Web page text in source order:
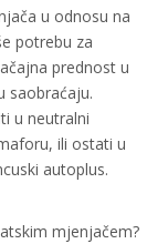
u odnosu na
potrebu za
prednost u
saobraćaju.
u neutralni
ili ostati u
autoplus.
mjenjačem?